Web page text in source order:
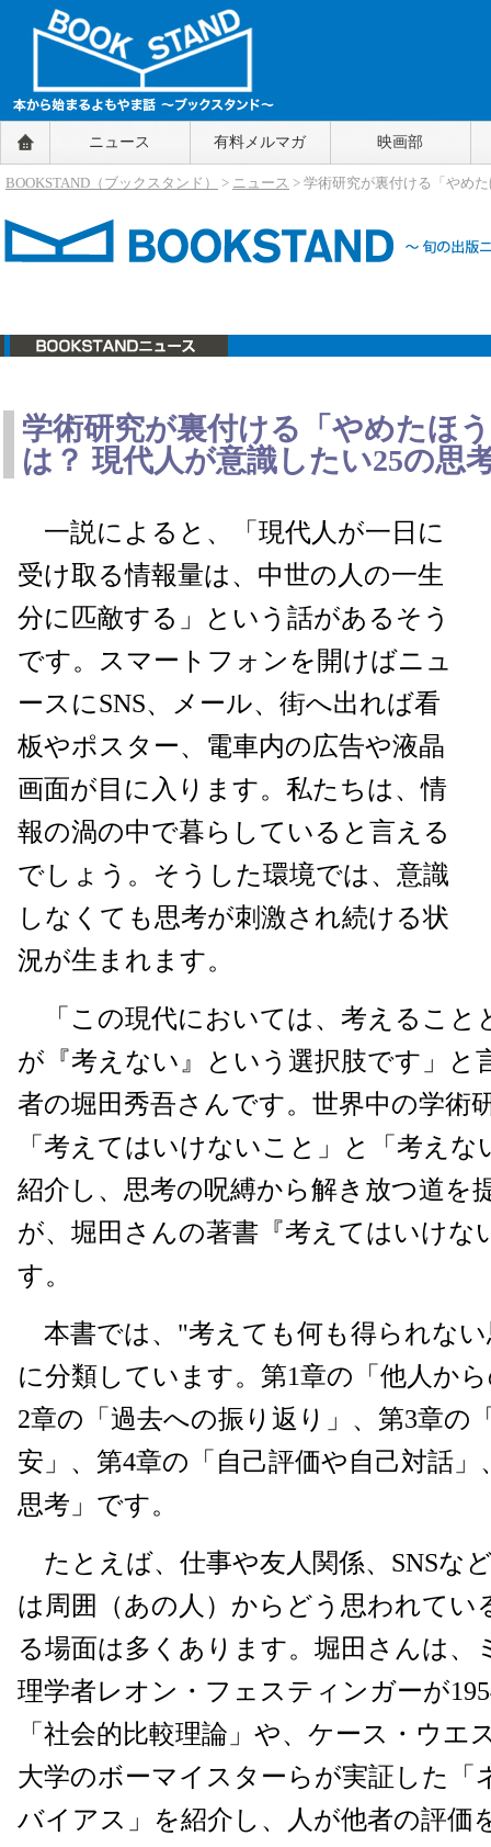
BOOKSTAND（ブックスタンド）
～本から始まるよもやま話～
BOOKSTAND（ブ
ニュース 有料メルマガ 映画部
BOOKSTAND（ブックスタンド） > ニュース > 学術研究が裏付ける「やめ
学術研究が裏付ける「やめたほ
は？ 現代人が意識したい25の思
一説によると、「現代人が一日に
受け取る情報量は、中世の人の一生
分に匹敵する」という話があるそう
です。スマートフォンを開けばニュ
ースにSNS、メール、街へ出れば看
板やポスター、電車内の広告や液晶
画面が目に入ります。私たちは、情
報の渦の中で暮らしていると言える
でしょう。そうした環境では、意識
しなくても思考が刺激され続ける状
況が生まれます。
「この現代においては、考えること
が『考えない』という選択肢です」と
者の堀田秀吾さんです。世界中の学術
「考えてはいけないこと」と「考え
紹介し、思考の呪縛から解き放つ道を
が、堀田さんの著書『考えてはいけな
す。
本書では、"考えても何も得られない
に分類しています。第1章の「他人か
2章の「過去への振り返り」、第3章の
安」、第4章の「自己評価や自己対話
思考」です。
たとえば、仕事や友人関係、SNSな
は周囲（あの人）からどう思われてい
る場面は多くあります。堀田さんは、
理学者レオン・フェスティンガーが
「社会的比較理論」や、ケース・ウエ
大学のボーマイスターらが実証した「
バイアス」を紹介し、人が他者の評価